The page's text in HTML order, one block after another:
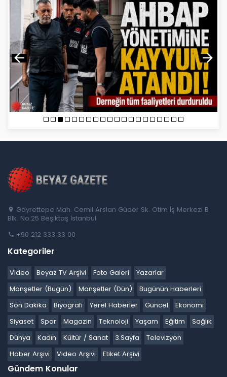
Gayrettepe Mah. Cemil Arslan Güder Sk. Otim İş Merkezi B
Blk. No:25 Beşiktaş İstanbul
+90 212 333 33 00
Kategoriler
Video Beyaz TV Arşivi Foto Galeri
Yazarlar
Manşetler (Bugün)
Manşetler (Dün)
Bugünün Haberleri
Son Dakika
Biyografi Yerel Haberler Güncel
Ekonomi
Siyaset
Spor Magazin Teknoloji Yaşam Eğitim
Sağlık
Dünya
Kadın Kültür / Sanat 3.Sayfa
Televizyon
Haber Arşivi
Video Arşivi Etiket Arşivi
Gündem Konular